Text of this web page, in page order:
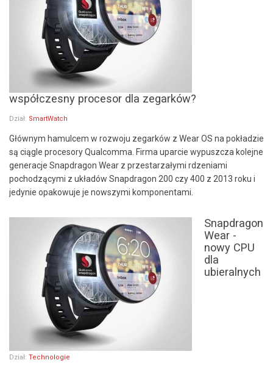
współczesny procesor dla zegarków?
Dział: SmartWatch
Głównym hamulcem w rozwoju zegarków z Wear OS na pokładzie
są ciągle procesory Qualcomma. Firma uparcie wypuszcza kolejne
generacje Snapdragon Wear z przestarzałymi rdzeniami
pochodzącymi z układów Snapdragon 200 czy 400 z 2013 roku i
jedynie opakowuje je nowszymi komponentami.
Snapdragon
Wear -
nowy CPU
dla
ubieralnych
Dział: Technologie